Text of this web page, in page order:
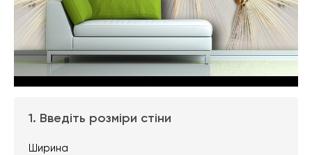
1. Введіть розміри стіни
Ширина